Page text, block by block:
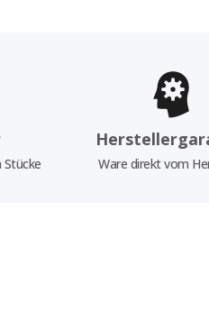
Ware direkt vom